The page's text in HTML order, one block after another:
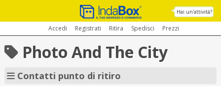
Hai un'attività?
Accedi Registrati Ritira Spedisci Prezzi
Photo And The City
Contatti punto di ritiro